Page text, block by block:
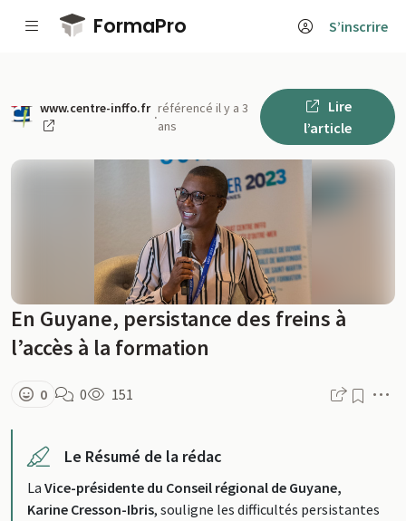
Passer au contenu principal
FormaPro S’inscrire
www.centre-inffo.fr
·
référencé il y a 3
ans
Lire
l’article
En Guyane, persistance des freins à
l’accès à la formation
0 0 151
Le Résumé de la rédac
La Vice-présidente du Conseil régional de Guyane,
Karine Cresson-Ibris, souligne les difficultés persistantes